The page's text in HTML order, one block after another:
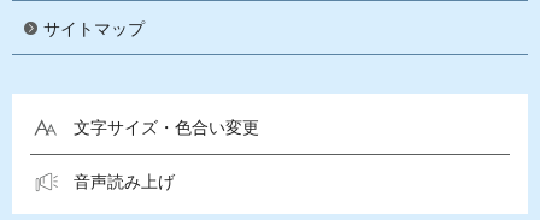
サイトマップ
文字サイズ・色合い変更
音声読み上げ